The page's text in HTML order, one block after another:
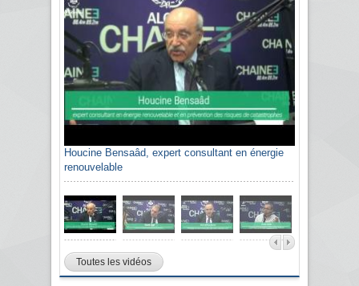
Houcine Bensaâd, expert consultant en énergie
renouvelable
Toutes les vidéos